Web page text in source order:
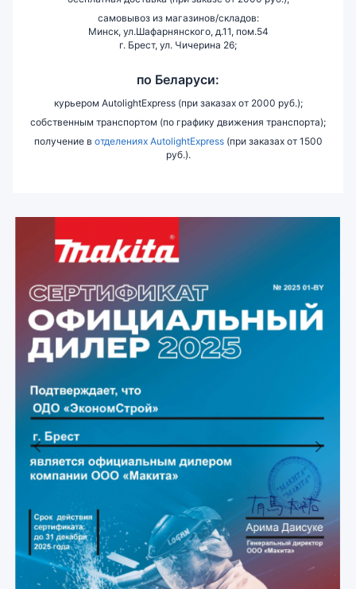
самовывоз из магазинов/складов:
Минск, ул.Шафарнянского, д.11, пом.54
г. Брест, ул. Чичерина 26;
по Беларуси:
курьером AutolightExpress (при заказах от 2000 руб.);
собственным транспортом (по графику движения транспорта);
получение в отделениях AutolightExpress(при заказах от 1500
руб.).
Previous Next